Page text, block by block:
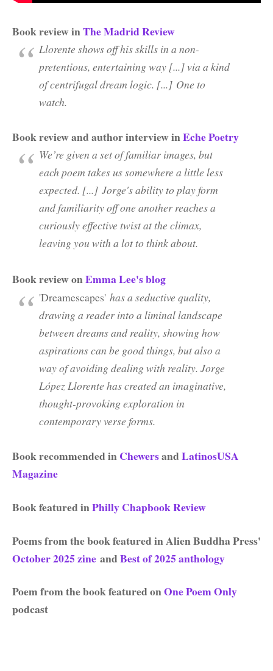
Book review inThe Madrid Review
Llorente shows off his skills in a non-
pretentious, entertaining way [...] via a kind
of centrifugal dream logic. [...] One to
watch.
Book review and author interview inEche Poetry
We’re given a set of familiar images, but
each poem takes us somewhere a little less
expected. [...] Jorge's ability to play form
and familiarity off one another reaches a
curiously effective twist at the climax,
leaving you with a lot to think about.
Book review onEmma Lee's blog
'Dreamescapes' has a seductive quality,
drawing a reader into a liminal landscape
between dreams and reality, showing how
aspirations can be good things, but also a
way of avoiding dealing with reality. Jorge
López Llorente has created an imaginative,
thought-provoking exploration in
contemporary verse forms.
Book recommended inChewersandLatinosUSA
Magazine
Book featured inPhilly Chapbook Review
Poems from the book featured in Alien Buddha Press'
October 2025 zine andBest of 2025 anthology
Poem from the book featured onOne Poem Only
podcast